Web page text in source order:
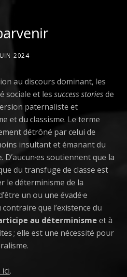
2024
au discours dominant, les
sociale et les success storiesde
paternaliste et
et du classisme. Le terme
détrôné par celui de
insultant et émanant du
D’aucun·es soutiennent que la
du transfuge de classe est
le déterminisme de la
un ou une évadé·e
contraire que l’existence du
au déterminisme et à
; elle est une nécessité pour
.